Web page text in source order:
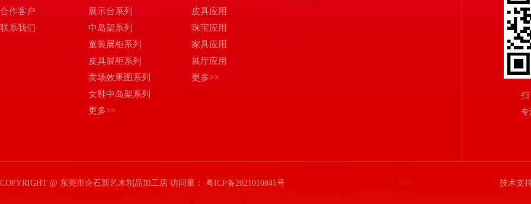
合作客户
联系我们
展示台系列
中岛架系列
童装展柜系列
皮具展柜系列
卖场效果图系列
女鞋中岛架系列
更多>>
皮具应用
珠宝应用
家具应用
展厅应用
更多>>
扫
专
COPYRIGHT @ 东莞市企石新艺木制品加工店 访问量： 粤ICP备2021010841号 技术支